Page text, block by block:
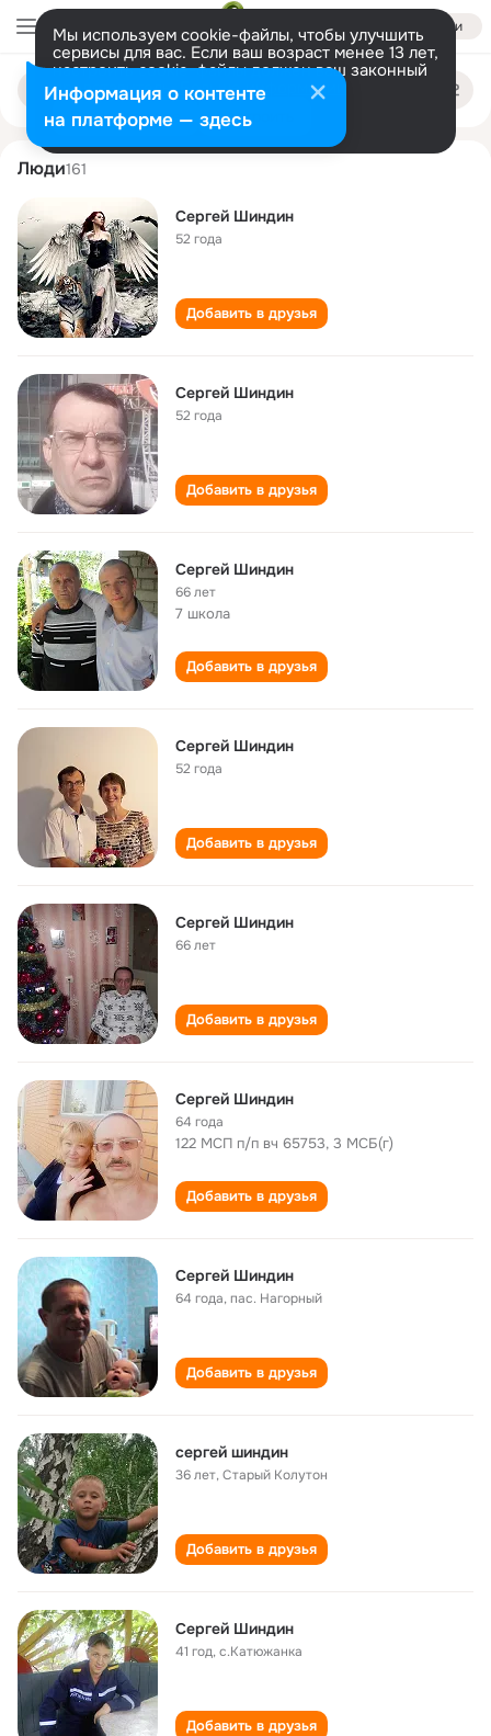
Войти
Мы используем cookie-файлы, чтобы улучшить
сервисы для вас. Если ваш возраст менее 13 лет,
настроить cookie-файлы должен ваш законный
представитель. Больше информации
Разрешить все Настроить
Поиск
людям
sergey shindin
Люди161
Сергей Шиндин
52 года
Добавить в друзья
Сергей Шиндин
52 года
Добавить в друзья
Сергей Шиндин
66 лет
7 школа
Добавить в друзья
Сергей Шиндин
52 года
Добавить в друзья
Сергей Шиндин
66 лет
Добавить в друзья
Сергей Шиндин
64 года
122 МСП п/п вч 65753, 3 МСБ(г)
Добавить в друзья
Сергей Шиндин
64 года,пас. Нагорный
Добавить в друзья
сергей шиндин
36 лет,Старый Колутон
Добавить в друзья
Сергей Шиндин
41 год,с.Катюжанка
Добавить в друзья
Информация о контенте
на платформе — здесь